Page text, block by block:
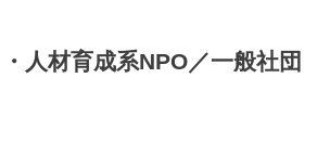
人材育成系NPO／一般社団